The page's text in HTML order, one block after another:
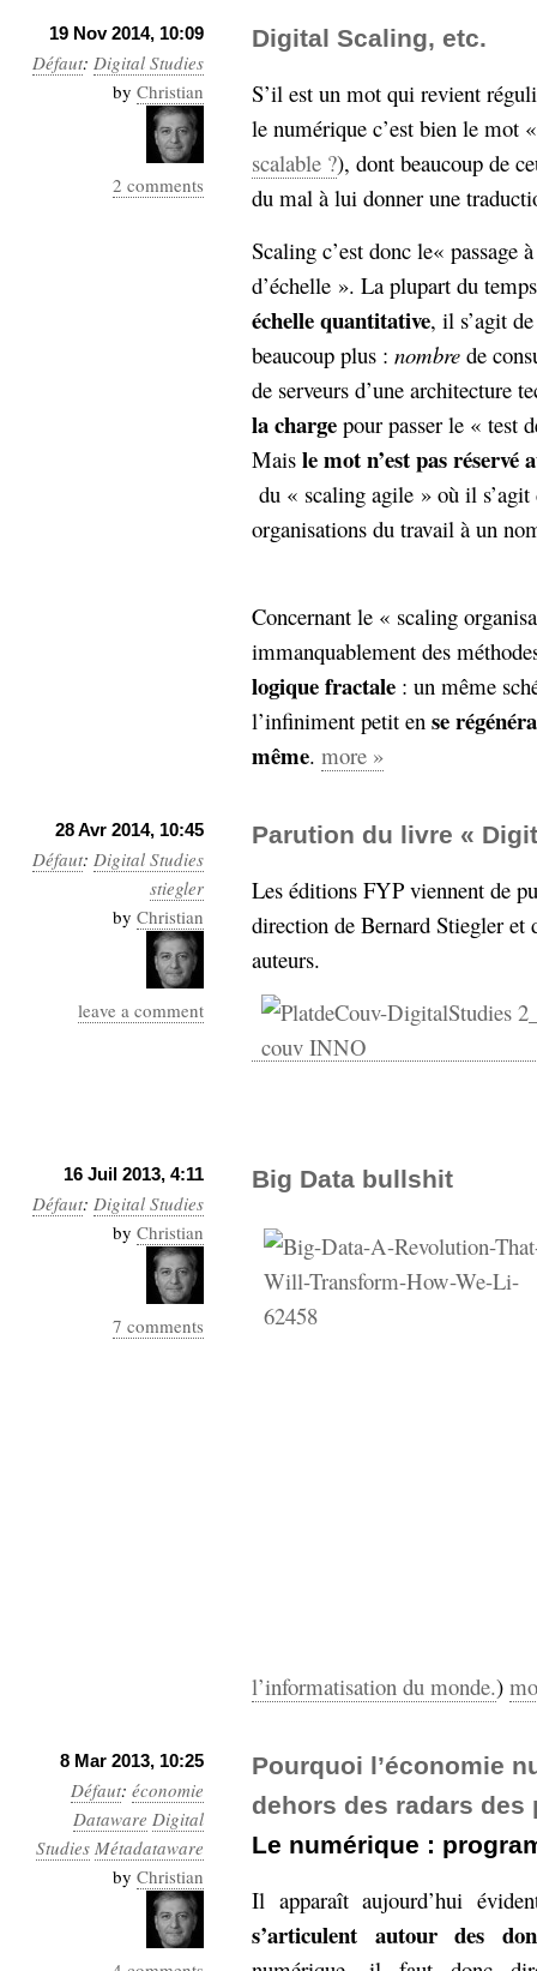
19 Nov 2014, 10:09
Défaut: Digital Studies
by Christian
2 comments
Digital Scaling, etc.
S’il est un mot qui revient
le numérique c’est bien le mot
scalable ?), dont beaucoup de
du mal à lui donner une
Scaling c’est donc le«
d’échelle ». La plupart du
échelle quantitative, il s’agit
beaucoup plus : nombre de
de serveurs d’une architecture
la charge pour passer le « test
Mais le mot n’est pas réservé
du « scaling agile » où il s’agit
organisations du travail à un
Concernant le « scaling
immanquablement des
logique fractale : un même
l’infiniment petit en se
même. more »
28 Avr 2014, 10:45
Défaut: Digital Studies
stiegler
by Christian
leave a comment
Parution du livre «
Les éditions FYP viennent de
direction de Bernard Stiegler et
auteurs.
16 Juil 2013, 4:11
Défaut: Digital Studies
by Christian
7 comments
Big Data bullshit
l’informatisation du monde.)
8 Mar 2013, 10:25
Défaut: économie
Dataware Digital
Studies Métadataware
by Christian
Pourquoi l’économie
dehors des radars
Le numérique :
Il apparaît aujourd’hui
s’articulent autour des